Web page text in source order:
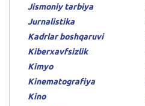
Jismoniy tarbiya
Jurnalistika
Kadrlar boshqaruvi
Kiberxavfsizlik
Kimyo
Kinematografiya
Kino